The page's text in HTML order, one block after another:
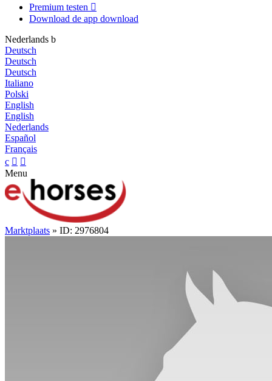
Premium testen 
Download de app download
Nederlands b
Deutsch
Deutsch
Deutsch
Italiano
Polski
English
English
Nederlands
Español
Français
c  
Menu
Marktplaats » ID: 2976804